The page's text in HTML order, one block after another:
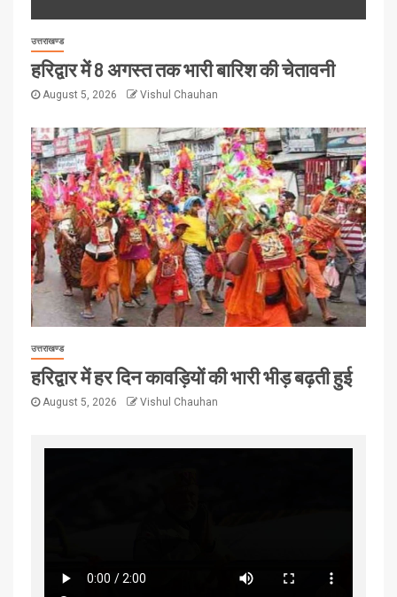
उत्तराखण्ड
हरिद्वार में 8 अगस्त तक भारी बारिश की चेतावनी
August 5, 2026 Vishul Chauhan
उत्तराखण्ड
हरिद्वार में हर दिन कावड़ियों की भारी भीड़ बढ़ती हुई
August 5, 2026 Vishul Chauhan